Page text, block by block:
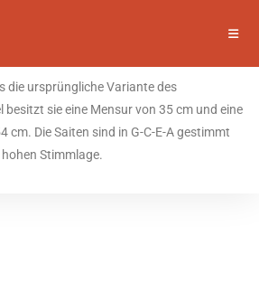
die ursprüngliche Variante des
besitzt sie eine Mensur von 35 cm und eine
cm. Die Saiten sind in G-C-E-A gestimmt
Stimmlage.